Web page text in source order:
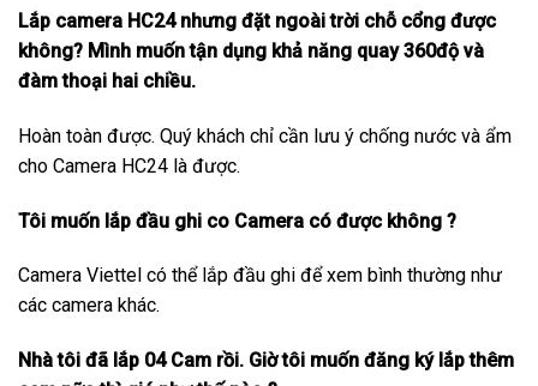
Lắp camera HC24 nhưng đặt ngoài trời chỗ cổng được
không? Mình muốn tận dụng khả năng quay 360độ và
đàm thoại hai chiều.
Hoàn toàn được. Quý khách chỉ cần lưu ý chống nước và ẩm
cho Camera HC24 là được.
Tôi muốn lắp đầu ghi co Camera có được không ?
Camera Viettel có thể lắp đầu ghi để xem bình thường như
các camera khác.
Nhà tôi đã lắp 04 Cam rồi. Giờ tôi muốn đăng ký lắp thêm